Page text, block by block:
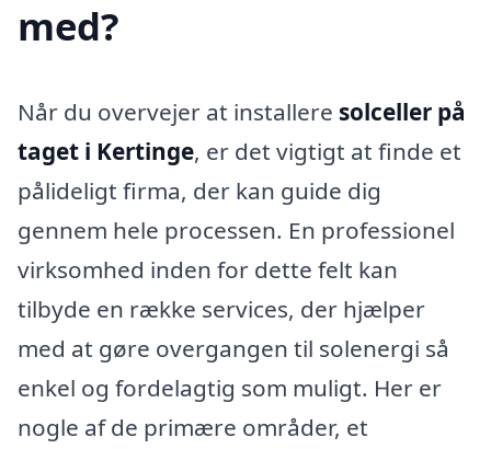
med?
Når du overvejer at installere solceller på
taget i Kertinge, er det vigtigt at finde et
pålideligt firma, der kan guide dig
gennem hele processen. En professionel
virksomhed inden for dette felt kan
tilbyde en række services, der hjælper
med at gøre overgangen til solenergi så
enkel og fordelagtig som muligt. Her er
nogle af de primære områder, et